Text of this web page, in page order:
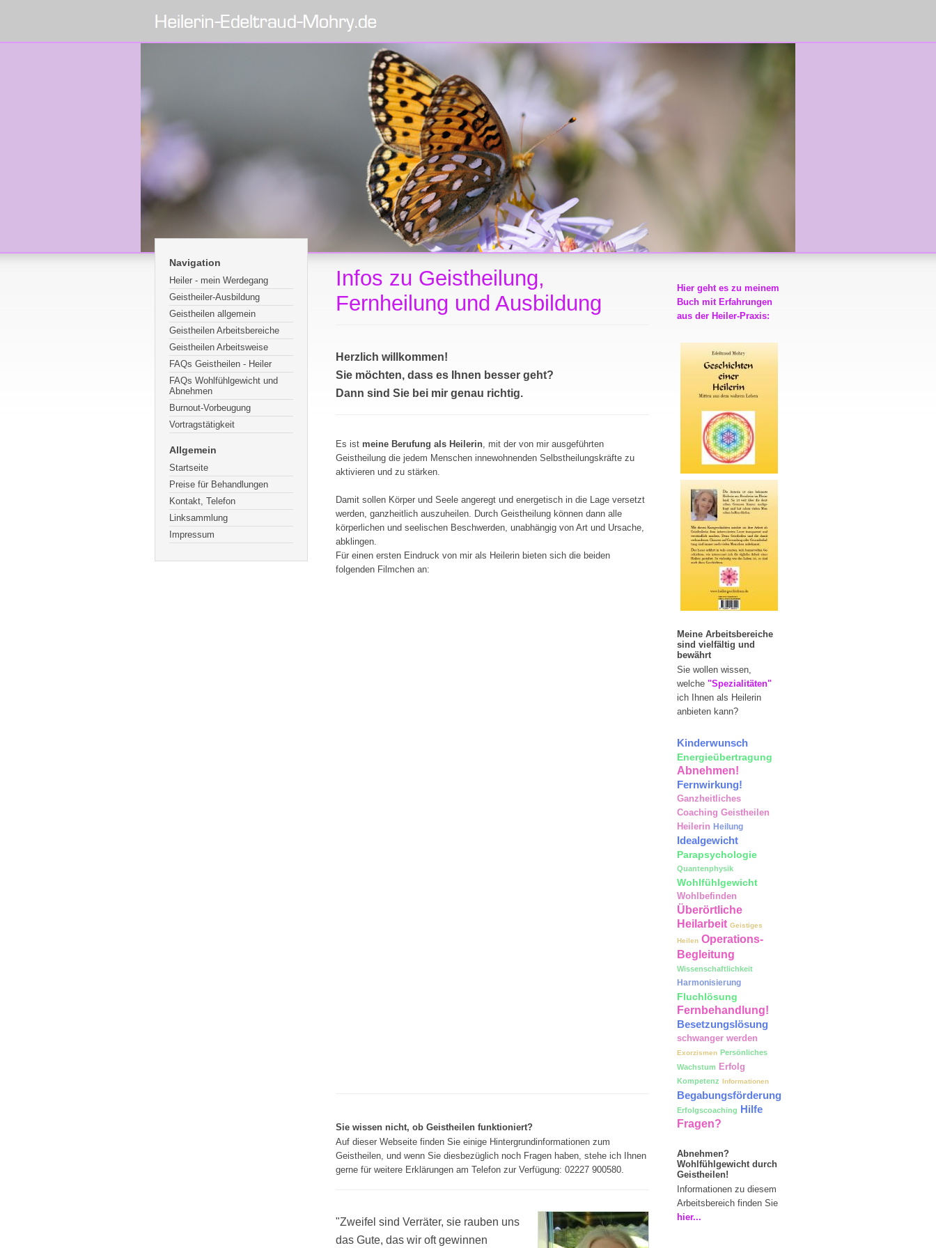
Navigation
Heiler - mein Werdegang
Geistheiler-Ausbildung
Geistheilen allgemein
Geistheilen Arbeitsbereiche
Geistheilen Arbeitsweise
FAQs Geistheilen - Heiler
FAQs Wohlfühlgewicht und
Abnehmen
Burnout-Vorbeugung
Vortragstätigkeit
Allgemein
Startseite
Preise für Behandlungen
Kontakt, Telefon
Linksammlung
Impressum
Infos zu Geistheilung,
Fernheilung und Ausbildung
Herzlich willkommen!
Sie möchten, dass es Ihnen besser geht?
Dann sind Sie bei mir genau richtig.
Es ist meine Berufung als Heilerin, mit der von mir ausgeführten
Geistheilung die jedem Menschen innewohnenden Selbstheilungskräfte zu
aktivieren und zu stärken.
Damit sollen Körper und Seele angeregt und energetisch in die Lage versetzt
werden, ganzheitlich auszuheilen. Durch Geistheilung können dann alle
körperlichen und seelischen Beschwerden, unabhängig von Art und Ursache,
abklingen.
Für einen ersten Eindruck von mir als Heilerin bieten sich die beiden
folgenden Filmchen an:
Sie wissen nicht, ob Geistheilen funktioniert?
Auf dieser Webseite finden Sie einige Hintergrundinformationen zum
Geistheilen, und wenn Sie diesbezüglich noch Fragen haben, stehe ich Ihnen
gerne für weitere Erklärungen am Telefon zur Verfügung: 02227 900580.
"Zweifel sind Verräter, sie rauben uns
das Gute, das wir oft gewinnen
Hier geht es zu meinem
Buch mit Erfahrungen
aus der Heiler-Praxis:
Meine Arbeitsbereiche
sind vielfältig und
bewährt
Sie wollen wissen,
welche "Spezialitäten"
ich Ihnen als Heilerin
anbieten kann?
Kinderwunsch
Energieübertragung
Abnehmen!
Fernwirkung!
Ganzheitliches
Coaching Geistheilen
Heilerin Heilung
Idealgewicht
Parapsychologie
Quantenphysik
Wohlfühlgewicht
Wohlbefinden
Überörtliche
Heilarbeit Geistiges
Heilen Operations-
Begleitung
Wissenschaftlichkeit
Harmonisierung
Fluchlösung
Fernbehandlung!
Besetzungslösung
schwanger werden
Exorzismen Persönliches
Wachstum Erfolg
Kompetenz Informationen
Begabungsförderung
Erfolgscoaching Hilfe
Fragen?
Abnehmen?
Wohlfühlgewicht durch
Geistheilen!
Informationen zu diesem
Arbeitsbereich finden Sie
hier...